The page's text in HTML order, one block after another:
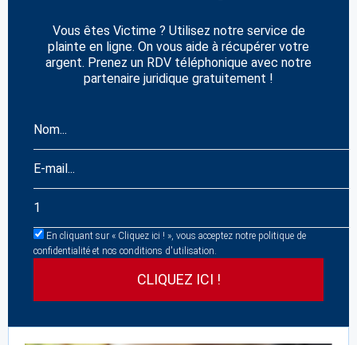
Vous êtes Victime ? Utilisez notre service de
plainte en ligne. On vous aide à récupérer votre
argent. Prenez un RDV téléphonique avec notre
partenaire juridique gratuitement !
En cliquant sur « Cliquez ici ! », vous acceptez notre politique de
confidentialité et nos conditions d'utilisation.